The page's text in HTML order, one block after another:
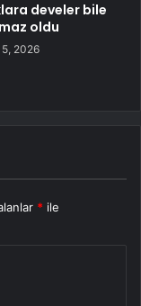
develer bile
oldu
2026
* ile